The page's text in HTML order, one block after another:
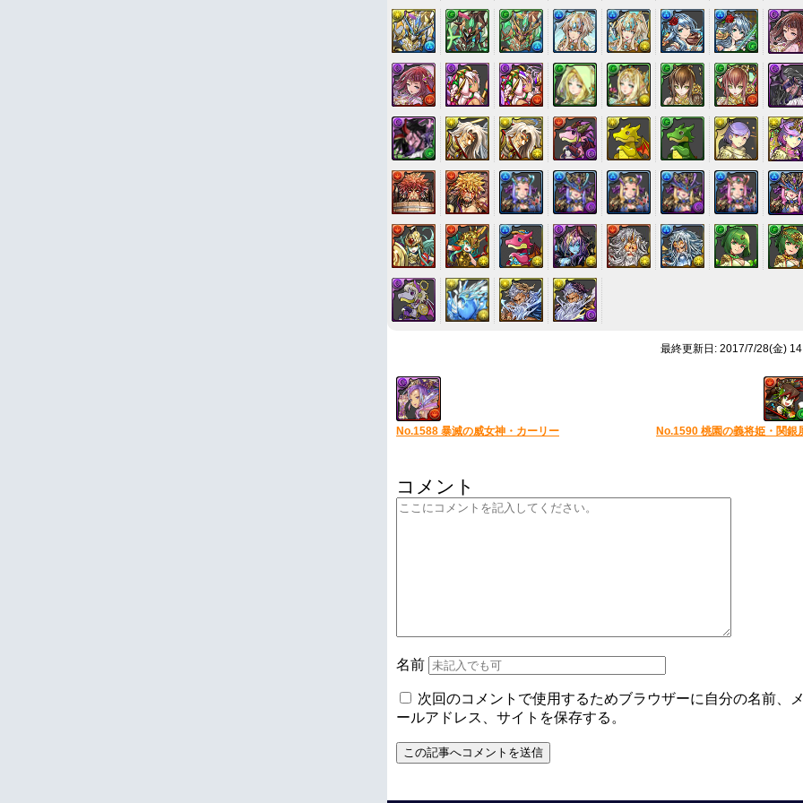
最終更新日: 2017/7/28(金)
No.1588 暴滅の威女神・カーリー No.1590 桃園の義将姫・関銀
コメント
名前
次回のコメントで使用するためブラウザーに自分の名前、
ールアドレス、サイトを保存する。